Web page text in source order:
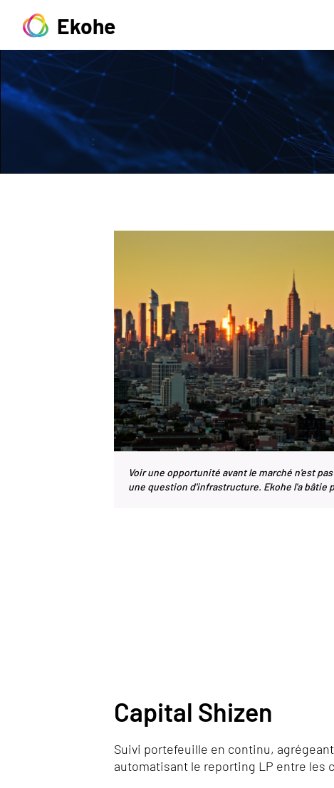
Ekohe
Voir une opportunité avant le marché n'est
une question d'infrastructure. Ekohe l'a bâtie
Capital Shizen
Suivi portefeuille en continu,
automatisant le reporting LP entre les